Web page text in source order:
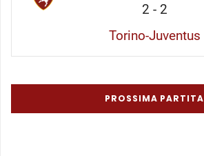
2 - 2
Torino-Juventus
PROSSIMA PARTITA